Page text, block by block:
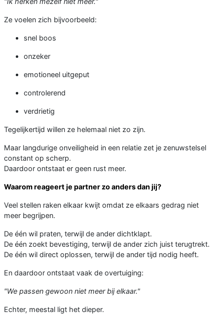
Ze voelen zich bijvoorbeeld:
snel boos
onzeker
emotioneel uitgeput
controlerend
verdrietig
Tegelijkertijd willen ze helemaal niet zo zijn.
Maar langdurige onveiligheid in een relatie zet je zenuwstelsel
constant op scherp.
Daardoor ontstaat er geen rust meer.
Waarom reageert je partner zo anders dan jij?
Veel stellen raken elkaar kwijt omdat ze elkaars gedrag niet
meer begrijpen.
De één wil praten, terwijl de ander dichtklapt.
De één zoekt bevestiging, terwijl de ander zich juist terugtrekt.
De één wil direct oplossen, terwijl de ander tijd nodig heeft.
En daardoor ontstaat vaak de overtuiging:
"We passen gewoon niet meer bij elkaar."
Echter, meestal ligt het dieper.